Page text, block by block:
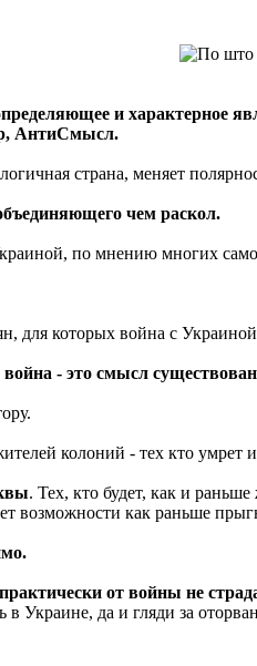
и характерное
АнтиСмысл.
страна, меняет
чем раскол.
по мнению многих
для которых война с Украиной
- это смысл
колоний - тех кто умрет
. Тех, кто будет, как и
возможности как раньше
от войны не
в Украине, да и гляди за